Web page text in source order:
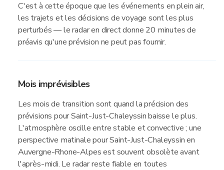
C'est à cette époque que les événements en plein air,
les trajets et les décisions de voyage sont les plus
perturbés — le radar en direct donne 20 minutes de
préavis qu'une prévision ne peut pas fournir.
Mois imprévisibles
Les mois de transition sont quand la précision des
prévisions pour Saint-Just-Chaleyssin baisse le plus.
L'atmosphère oscille entre stable et convective ; une
perspective matinale pour Saint-Just-Chaleyssin en
Auvergne-Rhone-Alpes est souvent obsolète avant
l'après-midi. Le radar reste fiable en toutes